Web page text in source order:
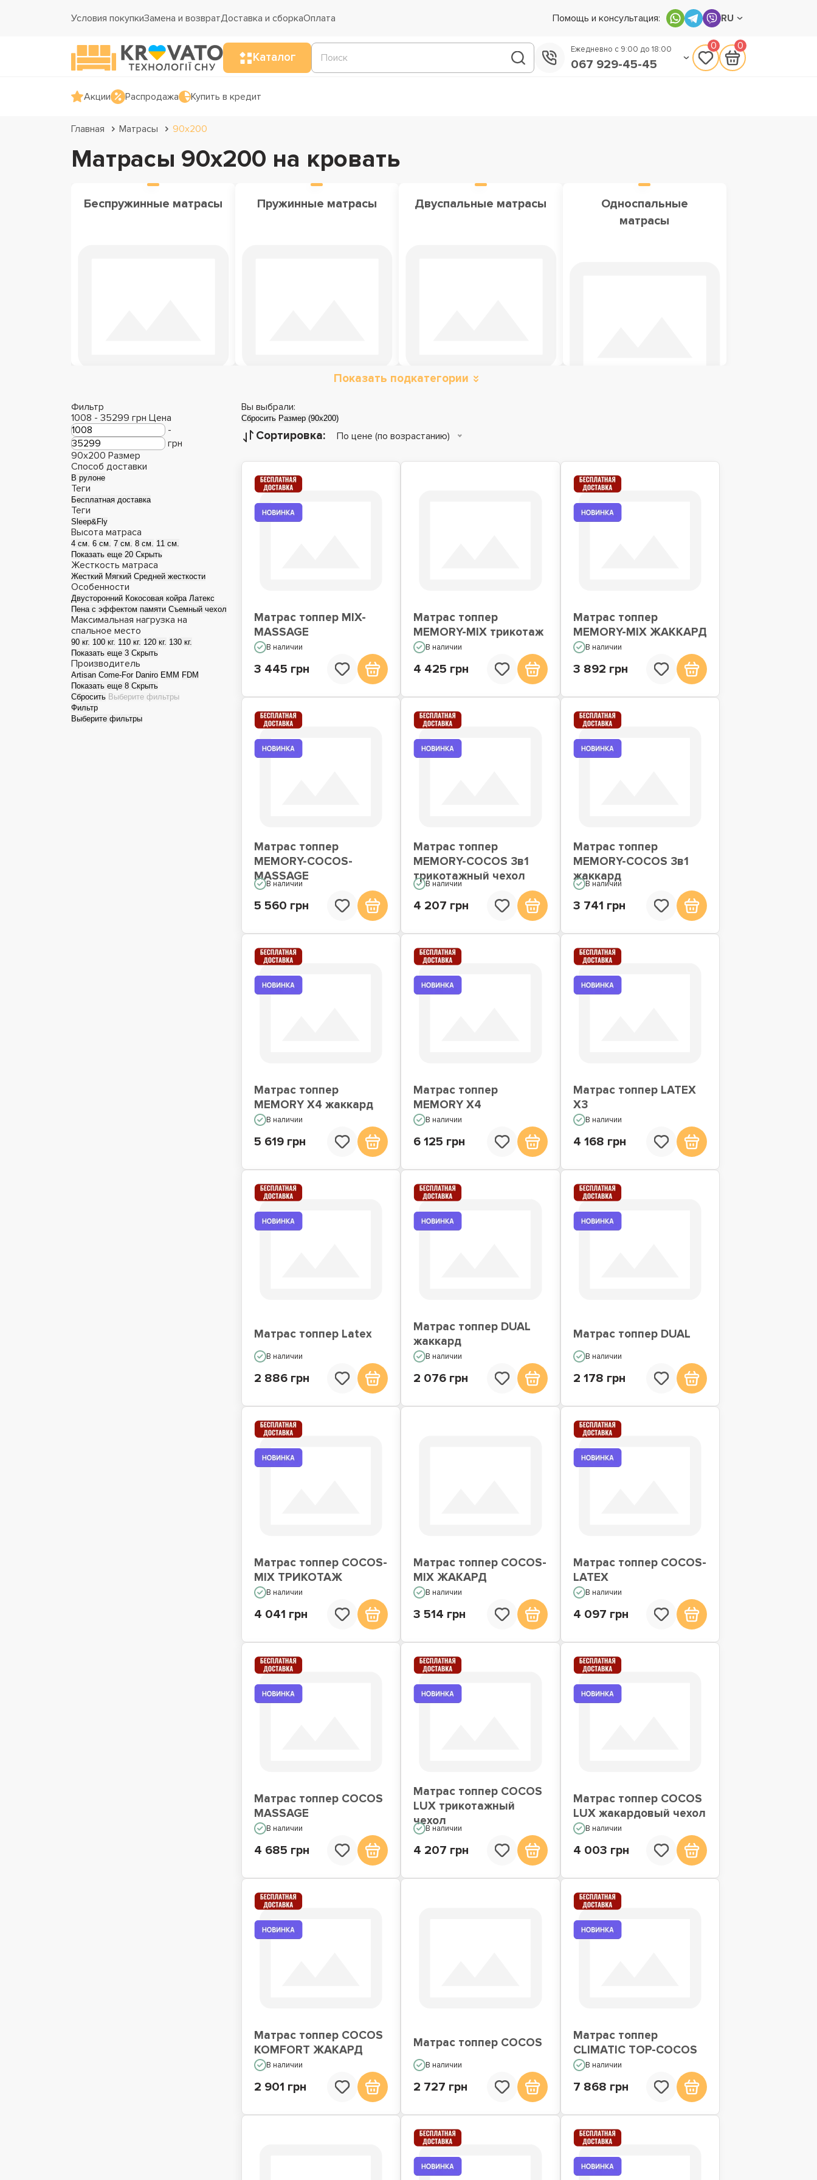
Условия покупкиЗамена и возвратДоставка и сборкаОплата Помощь и консультация: RU
Каталог
Ежедневно с 9:00 до 18:00
067 929-45-45
0 0
Акции Распродажа Купить в кредит
Главная Матрасы 90х200
Матрасы 90х200 на кровать
Беспружинные матрасы Пружинные матрасы Двуспальные матрасы
Односпальные
матрасы
Матрасы зима-лето Матрасы топперы
Матрасы для сна на
полу
Показать подкатегории
Фильтр
1008 - 35299 грн Цена
-
грн
90x200 Размер
Способ доставки
В рулоне
Теги
Бесплатная доставка
Теги
Sleep&Fly
Высота матраса
4 см. 6 см. 7 см. 8 см. 11 см.
Показать еще 20 Скрыть
Жесткость матраса
Жесткий Мягкий Средней жесткости
Особенности
Двусторонний Кокосовая койра Латекс
Пена с эффектом памяти Съемный чехол
Максимальная нагрузка на
спальное место
90 кг. 100 кг. 110 кг. 120 кг. 130 кг.
Показать еще 3 Скрыть
Производитель
Artisan Come-For Daniro EMM FDM
Показать еще 8 Скрыть
Сбросить Выберите фильтры
Фильтр
Выберите фильтры
Вы выбрали:
Сбросить Размер (90x200)
Сортировка: По цене (по возрастанию)
Матрас топпер MIX-
MASSAGE
В наличии
3 445 грн
Матрас топпер
MEMORY-MIX трикотаж
В наличии
4 425 грн
Матрас топпер
MEMORY-MIX ЖАККАРД
В наличии
3 892 грн
Матрас топпер
MEMORY-COCOS-
MASSAGE
В наличии
5 560 грн
Матрас топпер
MEMORY-COCOS 3в1
трикотажный чехол
В наличии
4 207 грн
Матрас топпер
MEMORY-COCOS 3в1
жаккард
В наличии
3 741 грн
Матрас топпер
MEMORY X4 жаккард
В наличии
5 619 грн
Матрас топпер
MEMORY X4
В наличии
6 125 грн
Матрас топпер LATEX
X3
В наличии
4 168 грн
Матрас топпер Latex
В наличии
2 886 грн
Матрас топпер DUAL
жаккард
В наличии
2 076 грн
Матрас топпер DUAL
В наличии
2 178 грн
Матрас топпер COCOS-
MIX ТРИКОТАЖ
В наличии
4 041 грн
Матрас топпер COCOS-
MIX ЖАКАРД
В наличии
3 514 грн
Матрас топпер COCOS-
LATEX
В наличии
4 097 грн
Матрас топпер COCOS
MASSAGE
В наличии
4 685 грн
Матрас топпер COCOS
LUX трикотажный
чехол
В наличии
4 207 грн
Матрас топпер COCOS
LUX жакардовый чехол
В наличии
4 003 грн
Матрас топпер COCOS
KOMFORT ЖАКАРД
В наличии
2 901 грн
Матрас топпер COCOS
В наличии
2 727 грн
Матрас топпер
CLIMATIC TOP-COCOS
В наличии
7 868 грн